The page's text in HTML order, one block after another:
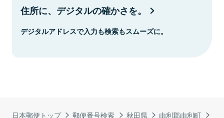
日本郵便トップ 郵便番号検索 秋田県
由利郡由利町
住所に、デジタルの確かさを。
デジタルアドレスで入力も検索もスムーズに。